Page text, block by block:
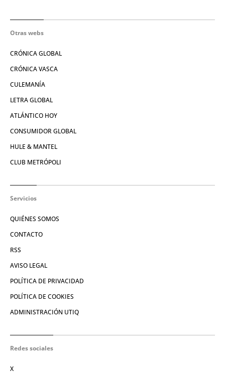
Otras webs
CRÓNICA GLOBAL
CRÓNICA VASCA
CULEMANÍA
LETRA GLOBAL
ATLÁNTICO HOY
CONSUMIDOR GLOBAL
HULE & MANTEL
CLUB METRÓPOLI
Servicios
QUIÉNES SOMOS
CONTACTO
RSS
AVISO LEGAL
POLÍTICA DE PRIVACIDAD
POLÍTICA DE COOKIES
ADMINISTRACIÓN UTIQ
Redes sociales
X